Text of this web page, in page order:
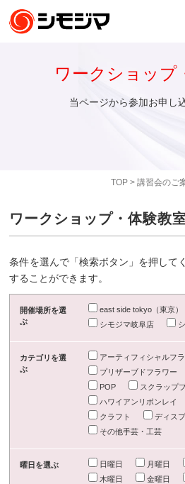
TOP> 講習会のご
ワークショップ
当ページから参加お申し
ワークショップ・体験教
条件を選んで「検索ボタン」を押して
することができます。
開催場所を選
ぶ
east side tokyo（東京）
シモジマ岐阜店
カテゴリを選
ぶ
アーティフィシャルフ
プリザーブドフラワー
POP
スクラップ
ハワイアンリボンレイ
クラフト
ディス
その他手芸・工芸
曜日を選ぶ 日曜日 月曜日
木曜日
金曜日